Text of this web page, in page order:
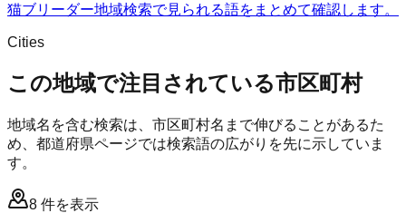
猫ブリーダー地域検索で見られる語をまとめて確認します。
Cities
この地域で注目されている市区町村
地域名を含む検索は、市区町村名まで伸びることがあるた
め、都道府県ページでは検索語の広がりを先に示していま
す。
8 件を表示